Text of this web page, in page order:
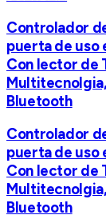
Controlador
puerta de uso
Con lector de
Bluetooth
Controlador
puerta de uso
Con lector de
Bluetooth